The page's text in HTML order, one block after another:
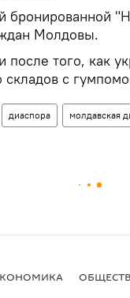
бронированной
Молдовы.
после того, как
складов с
диаспора молдавская